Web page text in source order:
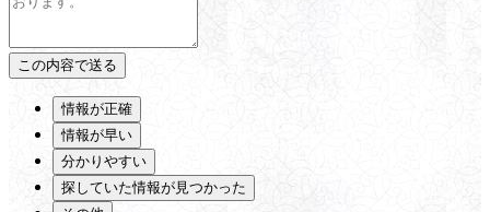
情報が正確
情報が早い
分かりやすい
探していた情報が見つかった